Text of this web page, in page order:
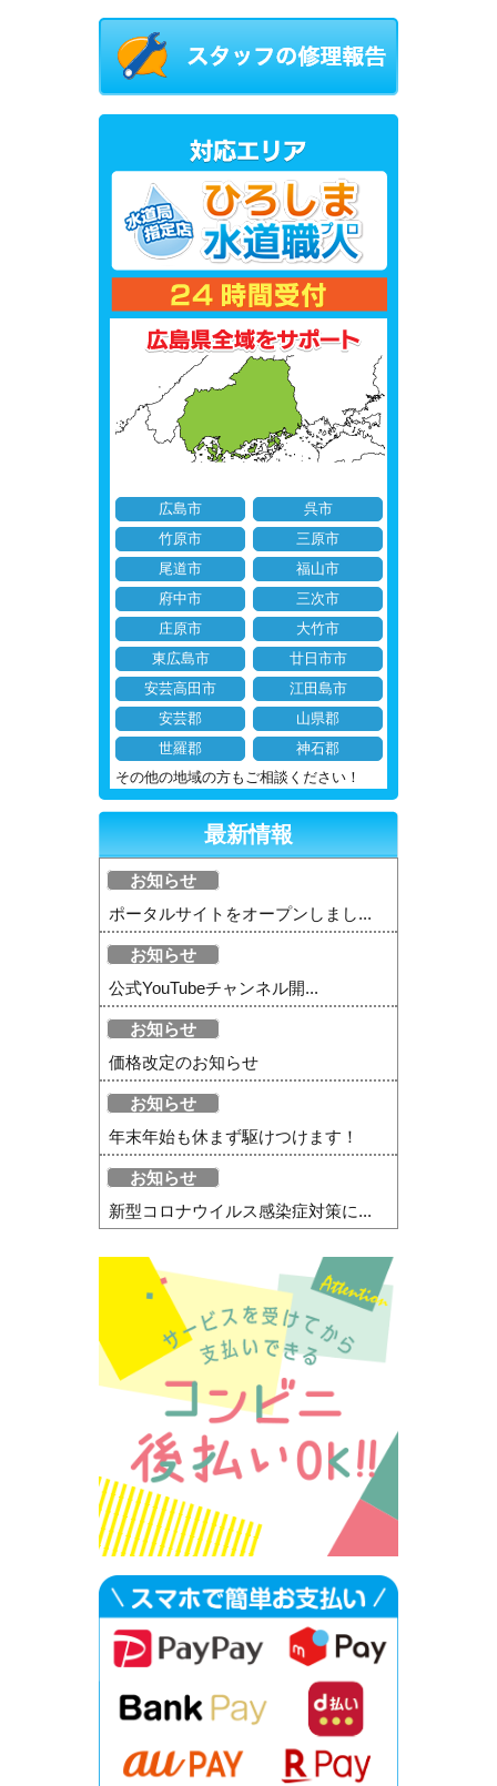
広島市
呉市
竹原市
三原市
尾道市
福山市
府中市
三次市
庄原市
大竹市
東広島市
廿日市市
安芸高田市
江田島市
安芸郡
山県郡
世羅郡
神石郡
その他の地域の方もご相談ください！
最新情報
お知らせ
ポータルサイトをオープンしまし...
お知らせ
公式YouTubeチャンネル開...
お知らせ
価格改定のお知らせ
お知らせ
年末年始も休まず駆けつけます！
お知らせ
新型コロナウイルス感染症対策に...